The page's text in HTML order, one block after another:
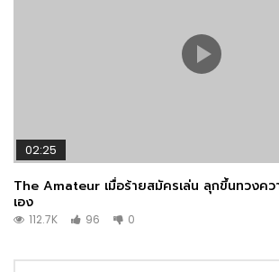
02:25
The Amateur เมื่อร้ายสมัครเล่น ลุกขึ้นทวงค
เอง
112.7K 96 0